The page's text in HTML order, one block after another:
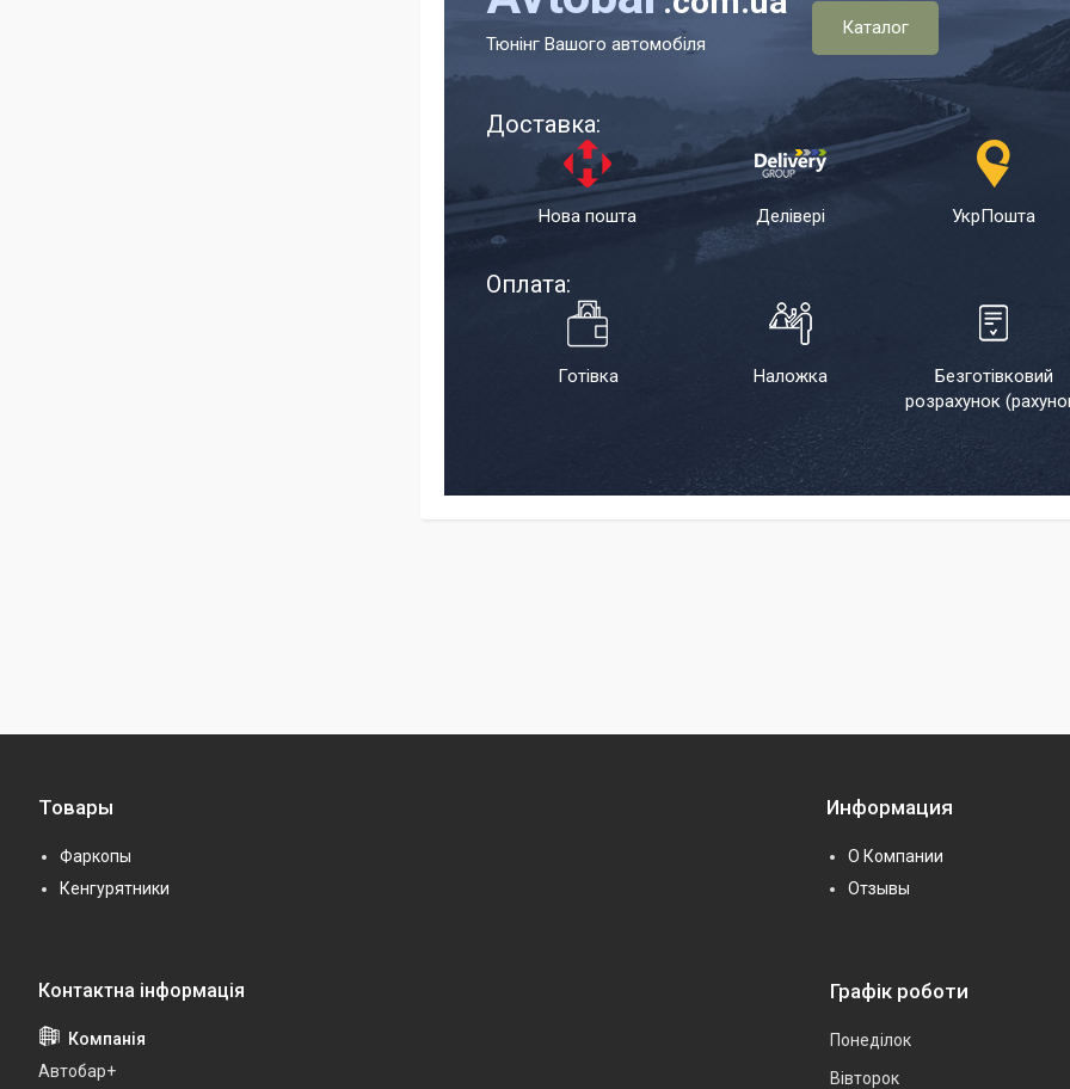
Тюнінг Вашого автомобіля
Каталог
Доставка:
Нова пошта Делівері УкрПошта
Оплата:
Готівка Наложка
Безготівковий
розрахунок
Товары
Фаркопы
Кенгурятники
Информация
О Компании
Отзывы
Автобар+
Графік роботи
Понеділок
Вівторок